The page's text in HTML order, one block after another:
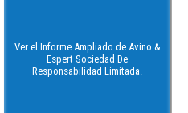
Ver el Informe Ampliado de Avino &
Espert Sociedad De
Responsabilidad Limitada.